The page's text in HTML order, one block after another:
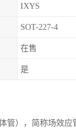
IXYS
SOT-227-4
在售
是
管），简称场效